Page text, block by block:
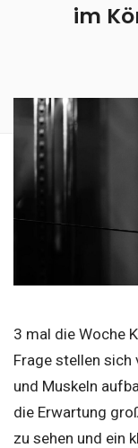
im
3 mal die Woche
Frage stellen sich
und Muskeln
die Erwartung
zu sehen und ein